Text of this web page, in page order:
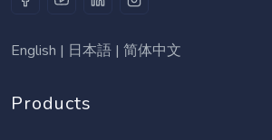
English | 日本語 | 简体中文
Products